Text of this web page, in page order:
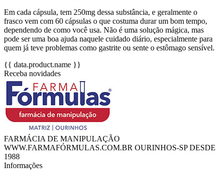
Em cada cápsula, tem 250mg dessa substância, e geralmente o
frasco vem com 60 cápsulas o que costuma durar um bom tempo,
dependendo de como você usa. Não é uma solução mágica, mas
pode ser uma boa ajuda naquele cuidado diário, especialmente para
quem já teve problemas como gastrite ou sente o estômago sensível.
{{ data.product.name }}
Receba novidades
FARMÁCIA DE MANIPULAÇÃO
WWW.FARMAFÓRMULAS.COM.BR OURINHOS-SP DESDE
1988
Informações